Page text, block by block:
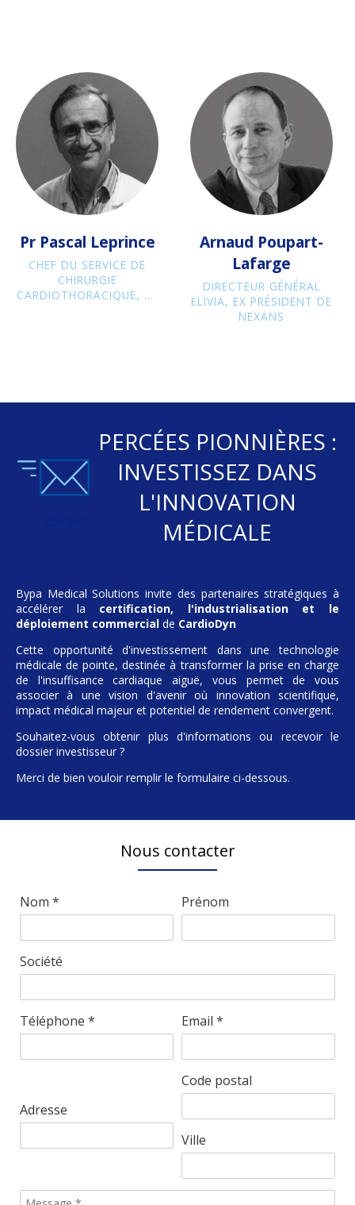
Pr Pascal Leprince
CHEF DU SERVICE DE
CHIRURGIE
CARDIOTHORACIQUE, LA
Arnaud Poupart-
Lafarge
DIRECTEUR GÉNÉRAL
ELIVIA, EX PRÉSIDENT DE
NEXANS
PERCÉES PIONNIÈRES :
INVESTISSEZ DANS
L'INNOVATION
MÉDICALE
Bypa Medical Solutions invite des partenaires stratégiques à
accélérer la certification, l'industrialisation et le
déploiement commercial de CardioDyn
Cette opportunité d'investissement dans une technologie
médicale de pointe, destinée à transformer la prise en charge
de l'insuffisance cardiaque aiguë, vous permet de vous
associer à une vision d'avenir où innovation scientifique,
impact médical majeur et potentiel de rendement convergent.
Souhaitez-vous obtenir plus d'informations ou recevoir le
dossier investisseur ?
Merci de bien vouloir remplir le formulaire ci-dessous.
Nous contacter
Nom * Prénom
Société
Téléphone * Email *
Adresse
Code postal
Ville